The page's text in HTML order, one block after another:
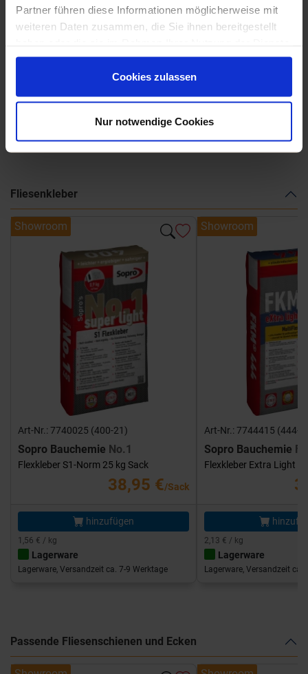
Partner führen diese Informationen möglicherweise mit
weiteren Daten zusammen, die Sie ihnen bereitgestellt
gesammelt haben.
Cookies zulassen
Nur notwendige Cookies
La-Fabbrica-AVA-Skyline.pdf
Weitere Serien von La Fabbrica Ava
Fliesenkleber
Showroom
Art-Nr.: 7740025 (400-21)
Sopro Bauchemie No.1
Flexkleber S1-Norm 25 kg Sack
38,95 €/Sack
hinzufügen
1,56 € / kg
Lagerware
Lagerware, Versandzeit ca. 7-9 Werktage
Showroom
Art-Nr.: 7744415 (444-
Sopro Bauchemie
Flexkleber Extra Light
2,13 € / kg
Lagerware
Lagerware, Versandzeit ca.
Passende Fliesenschienen und Ecken